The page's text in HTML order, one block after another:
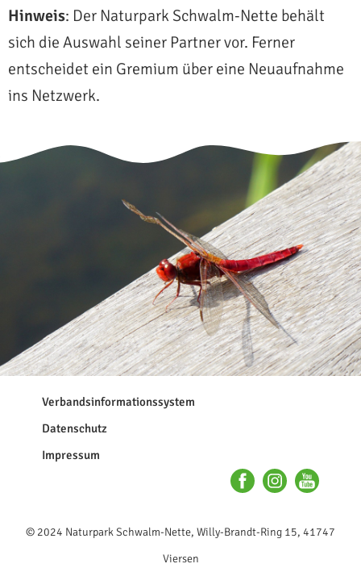
Hinweis: Der Naturpark Schwalm-Nette behält
sich die Auswahl seiner Partner vor. Ferner
entscheidet ein Gremium über eine Neuaufnahme
ins Netzwerk.
Navigation
überspringen
Verbandsinformationssystem
Datenschutz
Impressum
© 2024 Naturpark Schwalm-Nette, Willy-Brandt-Ring 15, 41747
Viersen